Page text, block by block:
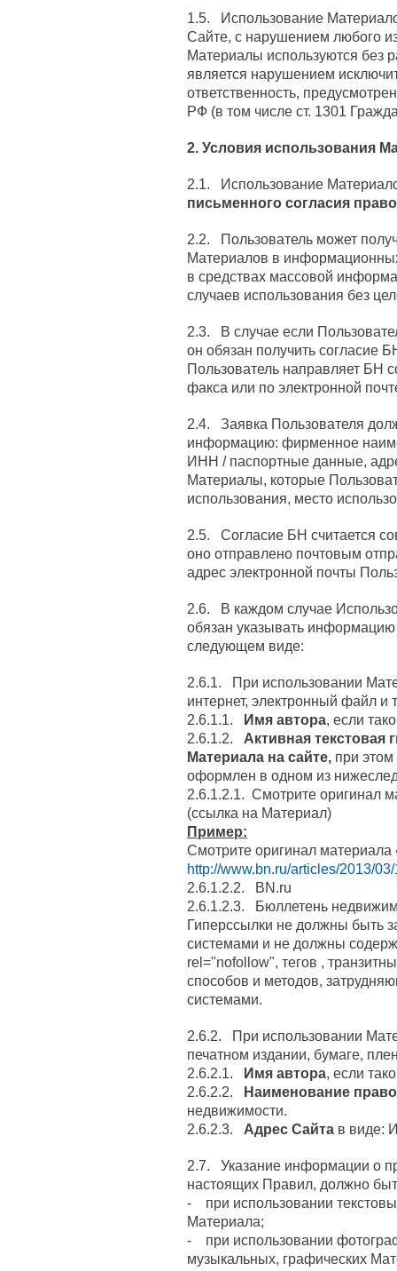
1.5. Использование
Сайте, с нарушением любого
Материалы используются без
является нарушением
ответственность,
РФ (в том числе ст. 1301
2. Условия использования
2.1. Использование
письменного согласия
2.2. Пользователь может
Материалов в
в средствах массовой
случаев использования без
2.3. В случае если
он обязан получить согласие
Пользователь направляет БН
факса или по электронной
2.4. Заявка Пользователя
информацию: фирменное
ИНН / паспортные данные,
Материалы, которые
использования, место
2.5. Согласие БН считается
оно отправлено почтовым
адрес электронной почты
2.6. В каждом случае
обязан указывать
следующем виде:
2.6.1. При использовании
интернет, электронный файл и
2.6.1.1. Имя автора, если
2.6.1.2. Активная текстовая
Материала на сайте, при этом
оформлен в одном из
2.6.1.2.1. Смотрите оригинал
(ссылка на Материал)
Пример:
Смотрите оригинал материала
http://www.bn.ru/articles/2013/
2.6.1.2.2. BN.ru
2.6.1.2.3. Бюллетень
Гиперссылки не должны быть
системами и не должны
rel="nofollow", тегов ,
способов и методов,
системами.
2.6.2. При использовании
печатном издании, бумаге,
2.6.2.1. Имя автора, если
2.6.2.2. Наименование
недвижимости.
2.6.2.3. Адрес Сайта в виде:
2.7. Указание информации о
настоящих Правил, должно
- при использовании
Материала;
- при использовании
музыкальных, графических